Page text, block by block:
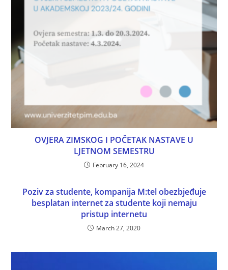
OVJERA ZIMSKOG I POČETAK NASTAVE U
LJETNOM SEMESTRU
February 16, 2024
Poziv za studente, kompanija M:tel obezbjeđuje
besplatan internet za studente koji nemaju
pristup internetu
March 27, 2020